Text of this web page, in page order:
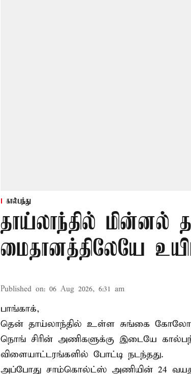
கால்பந்து
தாய்லாந்தில் மின்னல்
மைதானத்திலேயே
Published on: 06 Aug 2026, 6:31 am
பாங்காக்,
தென் தாய்லாந்தில் உள்ள சுங்கை
நொங் சிரின் அணிகளுக்கு இடையே
விளையாட்டரங்களில் போட்டி நடந்தது.
அப்போது சாம்கொல்ட்ஸ் அணியின் 24